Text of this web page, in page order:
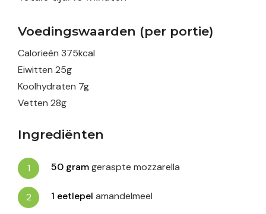
Voedingswaarden (per portie)
Calorieën 375kcal
Eiwitten 25g
Koolhydraten 7g
Vetten 28g
Ingrediënten
50 gramgeraspte mozzarella
1 eetlepel amandelmeel